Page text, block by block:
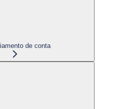
de conta